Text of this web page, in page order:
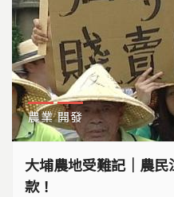
農業 開發
大埔農地受難記｜農
款！